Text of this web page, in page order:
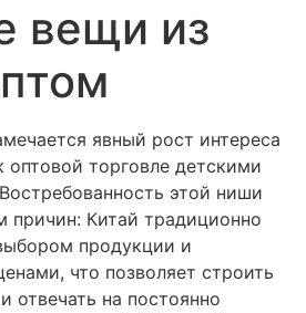
вещи из
явный рост интереса
оптовой торговле детскими
этой ниши
причин: Китай традиционно
продукции и
что позволяет строить
отвечать на постоянно